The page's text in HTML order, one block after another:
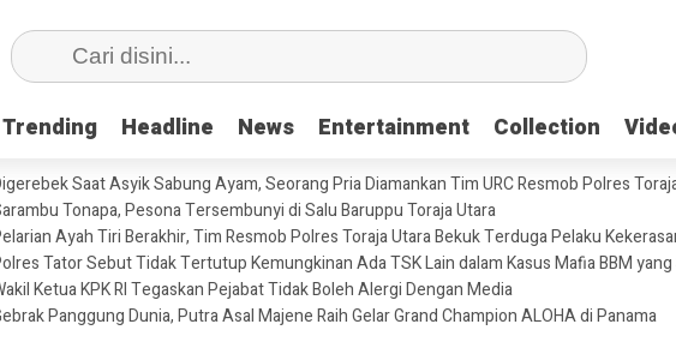
Trending Headline News Entertainment Collection
Trending Headline News Entertainment Collection
Saat Asyik Sabung Ayam, Seorang Pria Diamankan Tim URC Resmob Polres
Tonapa, Pesona Tersembunyi di Salu Baruppu Toraja Utara
Ayah Tiri Berakhir, Tim Resmob Polres Toraja Utara Bekuk Terduga Pelaku
Tator Sebut Tidak Tertutup Kemungkinan Ada TSK Lain dalam Kasus Mafia BBM yang
Ketua KPK RI Tegaskan Pejabat Tidak Boleh Alergi Dengan Media
Panggung Dunia, Putra Asal Majene Raih Gelar Grand Champion ALOHA di Panama